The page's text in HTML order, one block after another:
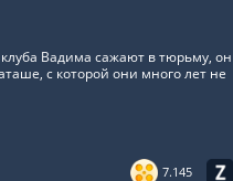
7.145
клуба Вадима сажают в тюрьму, он
с которой они много лет не